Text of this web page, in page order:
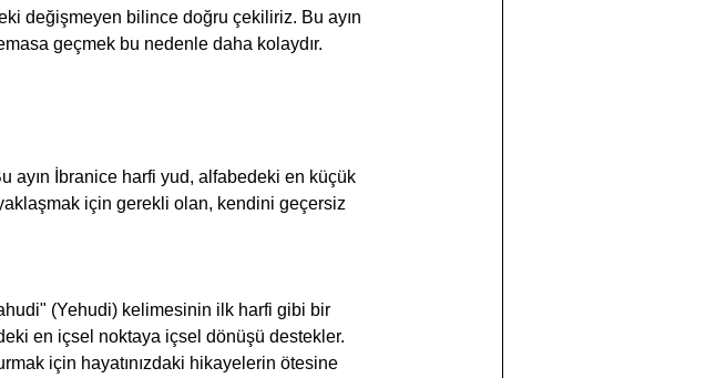
geçmek bu nedenle daha kolaydır.
için gerekli olan, kendini geçersiz
en içsel noktaya içsel dönüşü destekler.
için hayatınızdaki hikayelerin ötesine